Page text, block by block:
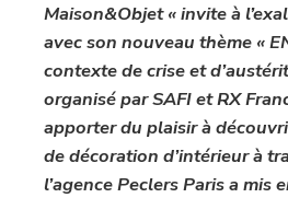
Maison&Objet « invite à
avec son nouveau thème «
contexte de crise et
organisé par SAFI et RX
apporter du plaisir à
de décoration d’intérieur à
l’agence Peclers Paris a mis